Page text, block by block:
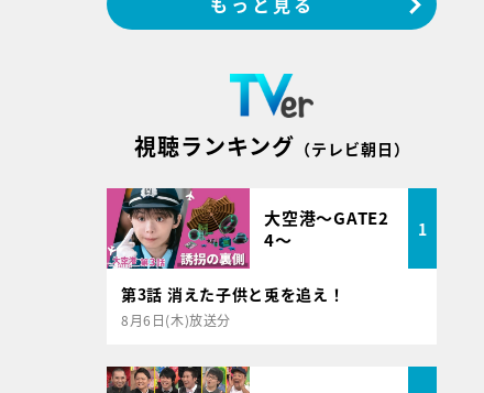
視聴ランキング （テレビ朝日）
大空港～GATE2
4～
1
第3話 消えた子供と兎を追え！
8月6日(木)放送分